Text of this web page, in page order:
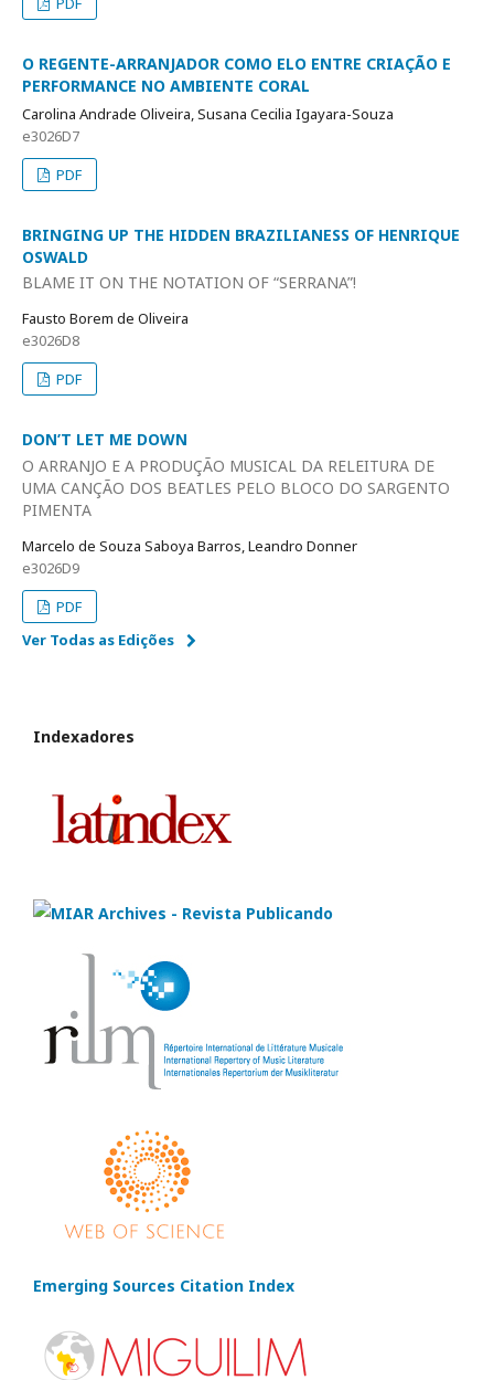
O REGENTE-ARRANJADOR COMO ELO ENTRE CRIAÇÃO E
PERFORMANCE NO AMBIENTE CORAL
Carolina Andrade Oliveira, Susana Cecilia Igayara-Souza
e3026D7
PDF
BRINGING UP THE HIDDEN BRAZILIANESS OF HENRIQUE
OSWALD
BLAME IT ON THE NOTATION OF “SERRANA”!
Fausto Borem de Oliveira
e3026D8
PDF
DON’T LET ME DOWN
O ARRANJO E A PRODUÇÃO MUSICAL DA RELEITURA DE
UMA CANÇÃO DOS BEATLES PELO BLOCO DO SARGENTO
PIMENTA
Marcelo de Souza Saboya Barros, Leandro Donner
e3026D9
PDF
Ver Todas as Edições
Indexadores
Emerging Sources Citation Index